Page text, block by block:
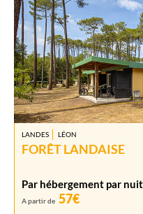
LANDES LÉON
FORÊT LANDAISE
Par hébergement par
A partir de 57€